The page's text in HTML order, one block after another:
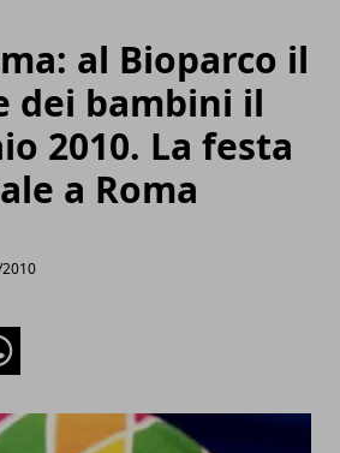
al Bioparco il
dei bambini il
2010. La festa
a Roma